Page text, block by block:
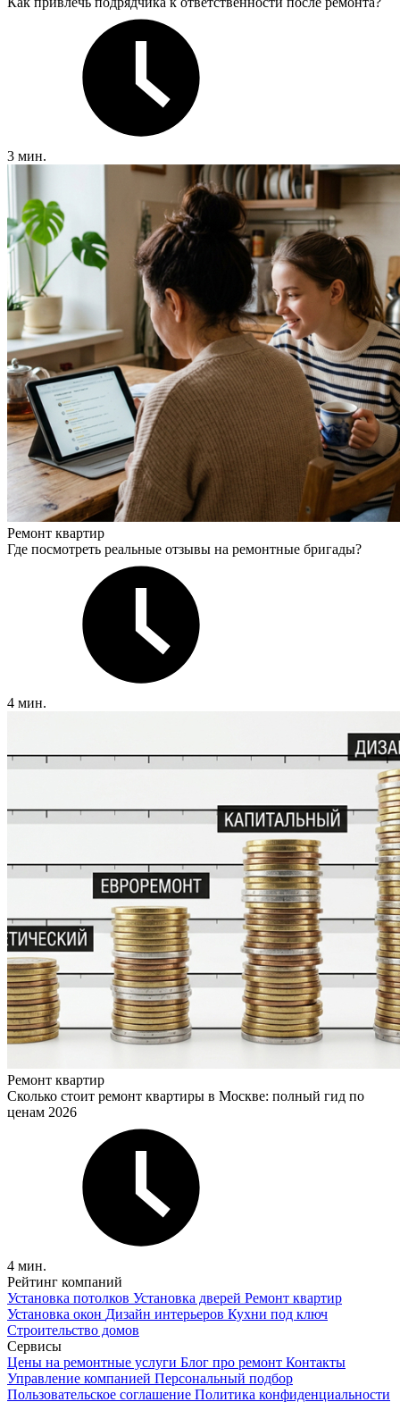
3 мин.
Ремонт квартир
Где посмотреть реальные отзывы на ремонтные бригады?
4 мин.
Ремонт квартир
Сколько стоит ремонт квартиры в Москве: полный гид по
ценам 2026
4 мин.
Рейтинг компаний
Установка потолков Установка дверей Ремонт квартир
Установка окон Дизайн интерьеров Кухни под ключ
Строительство домов
Сервисы
Цены на ремонтные услуги Блог про ремонт Контакты
Управление компанией Персональный подбор
Пользовательское соглашение Политика конфиденциальности